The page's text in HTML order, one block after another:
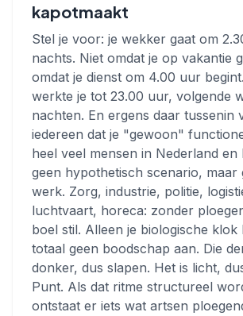
kapotmaakt
Stel je voor: je wekker gaat om
nachts. Niet omdat je op vakantie
omdat je dienst om 4.00 uur
werkte je tot 23.00 uur, volgende
nachten. En ergens daar tussenin
iedereen dat je "gewoon"
heel veel mensen in Nederland en
geen hypothetisch scenario, maar
werk. Zorg, industrie, politie,
luchtvaart, horeca: zonder
boel stil. Alleen je biologische klok
totaal geen boodschap aan. Die
donker, dus slapen. Het is licht,
Punt. Als dat ritme structureel
ontstaat er iets wat artsen